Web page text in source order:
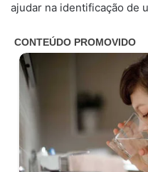
ajudar na identificação de